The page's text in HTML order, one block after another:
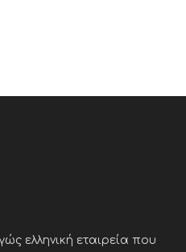
ελληνική εταιρεία που